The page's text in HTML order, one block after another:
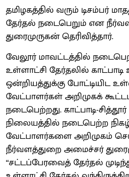
தமிழகத்தில் வரும் டிசம்பர்
தேர்தல் நடைபெறும் என
துரைமுருகன் தெரிவித்தார்.
வேலூர் மாவட்டத்தில்
உள்ளாட்சி தேர்தலில் காட்பாடி
ஒன்றியத்துக்கு போட்டியிட
வேட்பாளர்கள் அறிமுகக்
நடைபெற்றது. காட்பாடி-சித்தூர்
நிலையத்தில் நடைபெற்ற
வேட்பாளர்களை அறிமுகம்
நீர்வளத்துறை அமைச்சர்
‘‘சட்டப்பேரவைத் தேர்தல்